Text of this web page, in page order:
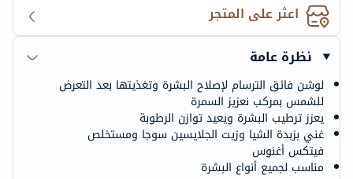
اعثر على المتجر
نظرة عامة
لوشن فائق الترسام لإصلاح البشرة وتغذيتها بعد التعرض
للشمس بمركب نعزيز السمرة
يعزز ترطيب البشرة ويعيد توازن الرطوبة
غني بزبدة الشيا وزيت الجلايسين سوجا ومستخلص
فيتكس أغنوس
مناسب لجميع أنواع البشرة